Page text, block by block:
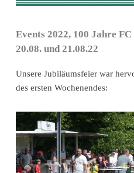
Events 2022, 100 Jahre
20.08. und 21.08.22
Unsere Jubiläumsfeier war
des ersten Wochenendes: